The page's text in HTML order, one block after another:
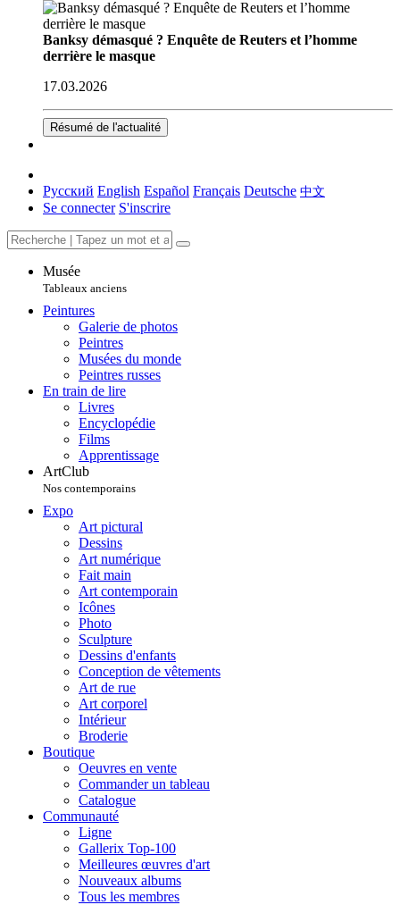
Banksy démasqué ? Enquête de Reuters et l’homme
derrière le masque
17.03.2026
Résumé de l'actualité
Русский English Español Français Deutsche 中文
Se connecter S'inscrire
Musée
Tableaux anciens
Peintures
Galerie de photos
Peintres
Musées du monde
Peintres russes
En train de lire
Livres
Encyclopédie
Films
Apprentissage
ArtClub
Nos contemporains
Expo
Art pictural
Dessins
Art numérique
Fait main
Art contemporain
Icônes
Photo
Sculpture
Dessins d'enfants
Conception de vêtements
Art de rue
Art corporel
Intérieur
Broderie
Boutique
Oeuvres en vente
Commander un tableau
Catalogue
Communauté
Ligne
Gallerix Top-100
Meilleures œuvres d'art
Nouveaux albums
Tous les membres